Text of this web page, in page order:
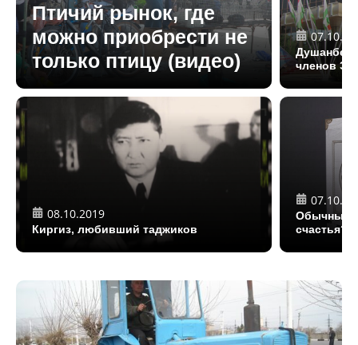
Птичий рынок, где
можно приобрести не
только птицу (видео)
08.10.2019
Киргиз, любивший таджиков
Душанбе –
членов
Обычный
счастья?